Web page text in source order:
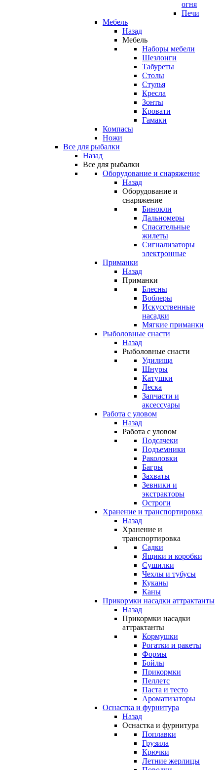
огня
Печи
Мебель
Назад
Мебель
Наборы мебели
Шезлонги
Табуреты
Столы
Стулья
Кресла
Зонты
Кровати
Гамаки
Компасы
Ножи
Все для рыбалки
Назад
Все для рыбалки
Оборудование и снаряжение
Назад
Оборудование и
снаряжение
Бинокли
Дальномеры
Спасательные
жилеты
Сигнализаторы
электронные
Приманки
Назад
Приманки
Блесны
Воблеры
Искусственные
насадки
Мягкие приманки
Рыболовные снасти
Назад
Рыболовные снасти
Удилища
Шнуры
Катушки
Леска
Запчасти и
аксессуары
Работа с уловом
Назад
Работа с уловом
Подсачеки
Подъемники
Раколовки
Багры
Захваты
Зевники и
экстракторы
Остроги
Хранение и транспортировка
Назад
Хранение и
транспортировка
Садки
Ящики и коробки
Сушилки
Чехлы и тубусы
Куканы
Каны
Прикормки насадки аттрактанты
Назад
Прикормки насадки
аттрактанты
Кормушки
Рогатки и ракеты
Формы
Бойлы
Прикормки
Пеллетс
Паста и тесто
Ароматизаторы
Оснастка и фурнитура
Назад
Оснастка и фурнитура
Поплавки
Грузила
Крючки
Летние жерлицы